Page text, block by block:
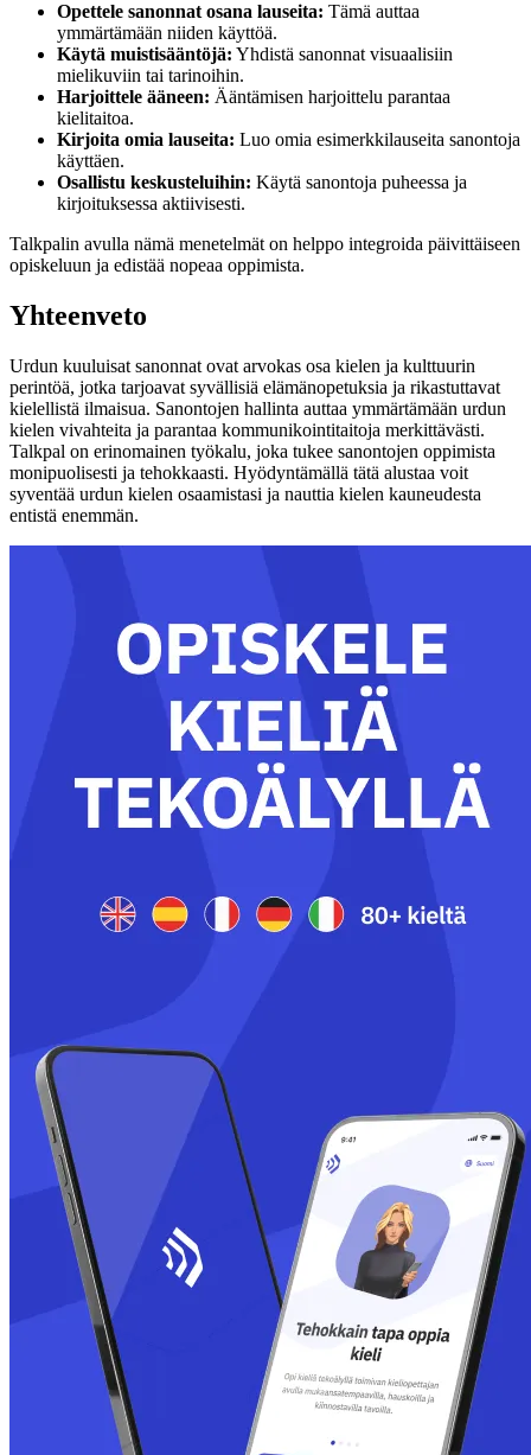
Opettele sanonnat osana lauseita: Tämä auttaa
ymmärtämään niiden käyttöä.
Käytä muistisääntöjä: Yhdistä sanonnat visuaalisiin
mielikuviin tai tarinoihin.
Harjoittele ääneen: Ääntämisen harjoittelu parantaa
kielitaitoa.
Kirjoita omia lauseita: Luo omia esimerkkilauseita sanontoja
käyttäen.
Osallistu keskusteluihin: Käytä sanontoja puheessa ja
kirjoituksessa aktiivisesti.
Talkpalin avulla nämä menetelmät on helppo integroida päivittäiseen
opiskeluun ja edistää nopeaa oppimista.
Yhteenveto
Urdun kuuluisat sanonnat ovat arvokas osa kielen ja kulttuurin
perintöä, jotka tarjoavat syvällisiä elämänopetuksia ja rikastuttavat
kielellistä ilmaisua. Sanontojen hallinta auttaa ymmärtämään urdun
kielen vivahteita ja parantaa kommunikointitaitoja merkittävästi.
Talkpal on erinomainen työkalu, joka tukee sanontojen oppimista
monipuolisesti ja tehokkaasti. Hyödyntämällä tätä alustaa voit
syventää urdun kielen osaamistasi ja nauttia kielen kauneudesta
entistä enemmän.